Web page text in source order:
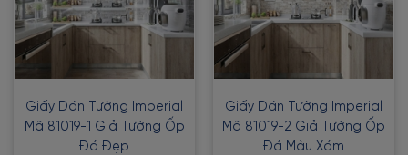
Giấy Dán Tường Imperial
Mã 81019-1 Giả Tường Ốp
Đá Đẹp
Giấy Dán Tường Imperial
Mã 81019-2 Giả Tường Ốp
Đá Màu Xám